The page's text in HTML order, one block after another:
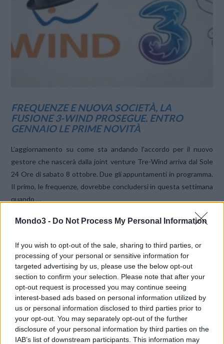
Mondo3 - Do Not Process My Personal Information
If you wish to opt-out of the sale, sharing to third parties, or
processing of your personal or sensitive information for
targeted advertising by us, please use the below opt-out
section to confirm your selection. Please note that after your
opt-out request is processed you may continue seeing
interest-based ads based on personal information utilized by
us or personal information disclosed to third parties prior to
your opt-out. You may separately opt-out of the further
disclosure of your personal information by third parties on the
IAB’s list of downstream participants. This information may
VIEW POST
VIEW POST
FREQUENZE E NUOVA SOCIETÀ, LA
FUSIONE 3-WIND PROSEGUE. ENTRO
GENNAIO LE PRIME NOVITÀ
L’aggiornamento su come sta andando l’accordo per il nuovo
gestore che nascerà dalla joint venture Tre-Wind arriva dal Sole
24 Ore di sabato 8 ottobre. Due gli appuntamenti in programma.
Il primo, le frequenze, dovrebbe concludersi in questa settimana
quando …